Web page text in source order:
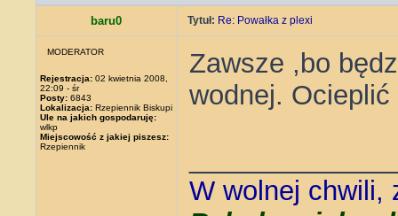
baru0 Tytuł: Re: Powałka z plexi
MODERATOR
Rejestracja: 02 kwietnia 2008,
22:09 - śr
Posty: 6843
Lokalizacja: Rzepiennik Biskupi
Ule na jakich gospodaruję:
wlkp
Miejscowość z jakiej piszesz:
Rzepiennik
Zawsze ,bo
wodnej.
W wolnej chwili,